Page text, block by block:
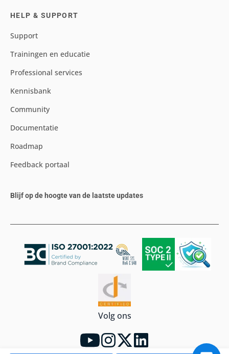
HELP & SUPPORT
Support
Trainingen en educatie
Professional services
Kennisbank
Community
Documentatie
Roadmap
Feedback portaal
Blijf op de hoogte van de laatste updates
Volg ons